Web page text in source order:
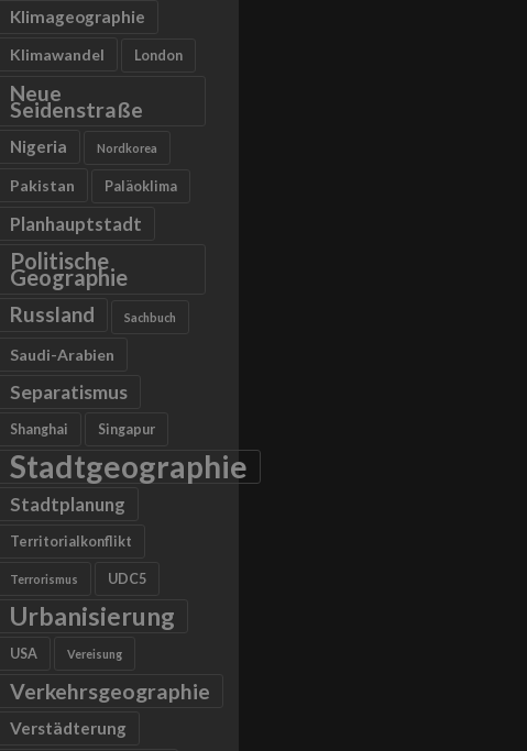
Klimageographie
Klimawandel London
Neue
Seidenstraße
Nigeria Nordkorea
Pakistan Paläoklima
Planhauptstadt
Politische
Geographie
Russland Sachbuch
Saudi-Arabien
Separatismus
Shanghai Singapur
Stadtgeographie
Stadtplanung
Territorialkonflikt
Terrorismus UDC5
Urbanisierung
USA Vereisung
Verkehrsgeographie
Verstädterung